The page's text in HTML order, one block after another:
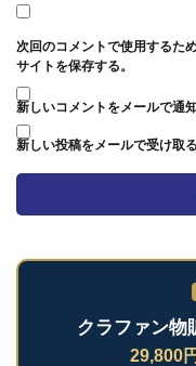
次回のコメントで使用するた
サイトを保存する。
新しいコメントをメールで通
新しい投稿をメールで受け取る
クラファン物
29,800